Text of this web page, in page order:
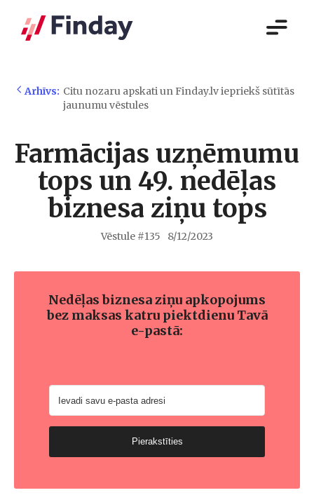
Arhīvs: Citu nozaru apskati un Finday.lv iepriekš sūtītās
jaunumu vēstules
Farmācijas uzņēmumu
tops un 49. nedēļas
biznesa ziņu tops
Vēstule #135 8/12/2023
Nedēļas biznesa ziņu apkopojums
bez maksas katru piektdienu Tavā
e-pastā:
Pierakstīties